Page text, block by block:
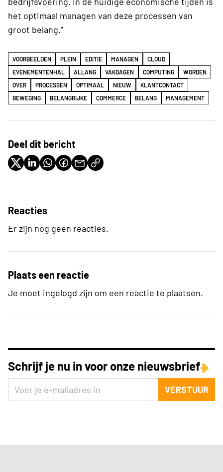
het optimaal managen van deze processen van
groot belang."
VOORBEELDEN PLEIN EDITIE MANAGEN
CLOUD
EVENEMENTENHAL
ALLANG VAKDAGEN COMPUTING
WORDEN
OVER
PROCESSEN OPTIMAAL NIEUW
KLANTCONTACT
BEWEGING
BELANGRIJKE COMMERCE BELANG MANAGEMENT
Deel dit bericht
Reacties
Er zijn nog geen reacties.
Plaats een reactie
Je moet ingelogd zijn om een reactie te plaatsen.
Schrijf je nu in voor onze nieuwsbrief
VERSTUUR